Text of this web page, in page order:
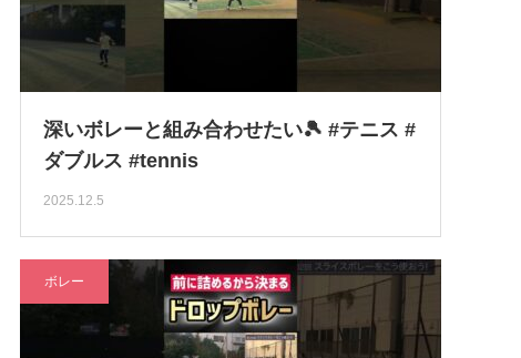
深いボレーと組み合わせたい🎾 #テニス #
ダブルス #tennis
2025.12.5
ボレー